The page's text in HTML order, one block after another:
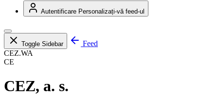
Autentificare Personalizați-vă feed-ul
Toggle Sidebar
Feed
CEZ.WA
CE
CEZ, a. s.